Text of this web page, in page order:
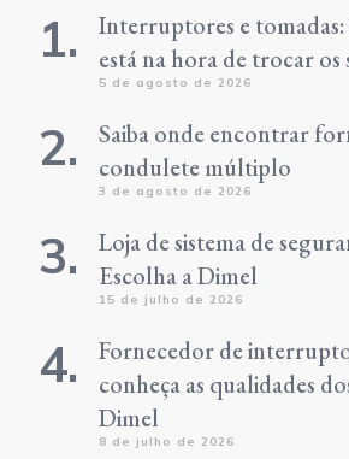
Interruptores e tomadas:
está na hora de trocar os
5 de agosto de 2026
Saiba onde encontrar
condulete múltiplo
3 de agosto de 2026
Loja de sistema de
Escolha a Dimel
15 de julho de 2026
Fornecedor de
conheça as qualidades
Dimel
8 de julho de 2026